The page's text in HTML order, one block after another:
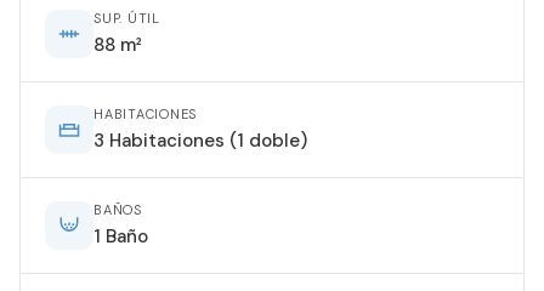
SUP. ÚTIL
88 m²
HABITACIONES
3 Habitaciones (1 doble)
BAÑOS
1 Baño